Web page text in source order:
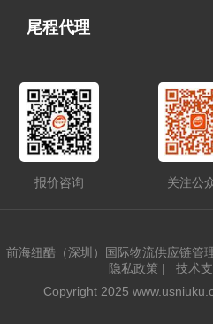
一件代发
FBA中转
贴标换标
拆柜/存储
尾程代理
报价咨询 关注公
前海纽酷（深圳）国际物流供应链管
隐私政策 |
技术
Copyright 2025